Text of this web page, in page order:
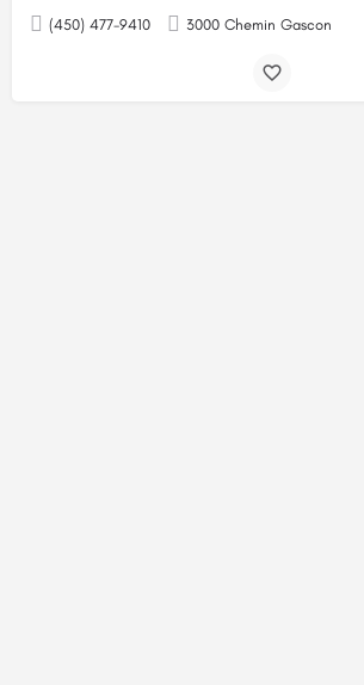
(450) 477-9410 3000 Chemin Gascon